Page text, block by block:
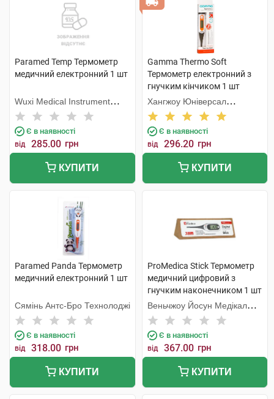
Paramed Temp Термометр
медичний електронний 1 шт
Wuxi Medical Instrument
Factory (Китай)
Є в наявності
від 285.00 грн
КУПИТИ
Gamma Thermo Soft
Термометр електронний з
гнучким кінчиком 1 шт
Хангжоу Юніверсал
Електронік
Є в наявності
від 296.20 грн
КУПИТИ
Paramed Panda Термометр
медичний електронний 1 шт
Сямінь Антс-Бро Технолоджі
Є в наявності
від 318.00 грн
КУПИТИ
ProMedica Stick Термометр
медичний цифровий з
гнучким наконечником 1 шт
Веньчжоу Йосун Медікал
Технолоджі
Є в наявності
від 367.00 грн
КУПИТИ